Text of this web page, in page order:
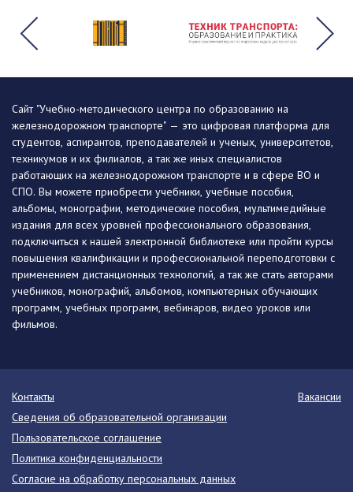
Сайт "Учебно-методического центра по образованию на
железнодорожном транспорте" — это цифровая платформа для
студентов, аспирантов, преподавателей и ученых, университетов,
техникумов и их филиалов, а так же иных специалистов
работающих на железнодорожном транспорте и в сфере ВО и
СПО. Вы можете приобрести учебники, учебные пособия,
альбомы, монографии, методические пособия, мультимедийные
издания для всех уровней профессионального образования,
подключиться к нашей электронной библиотеке или пройти курсы
повышения квалификации и профессиональной переподготовки с
применением дистанционных технологий, а так же стать авторами
учебников, монографий, альбомов, компьютерных обучающих
программ, учебных программ, вебинаров, видео уроков или
фильмов.
Контакты
Вакансии
Сведения об образовательной организации
Пользовательское соглашение
Политика конфиденциальности
Согласие на обработку персональных данных